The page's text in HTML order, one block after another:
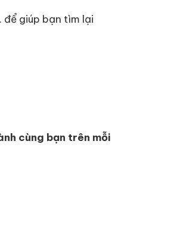
giúp bạn tìm lại
cùng bạn trên mỗi